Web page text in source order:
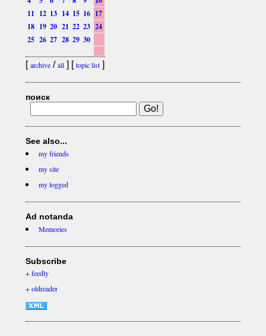
11 12 13 14 15 16 17
18 19 20 21 22 23 24
25 26 27 28 29 30
[archive/all] [topic list]
поиск
See also...
my friends
my site
my logged
Ad notanda
Memories
Subscribe
+ feedly
+ oldreader